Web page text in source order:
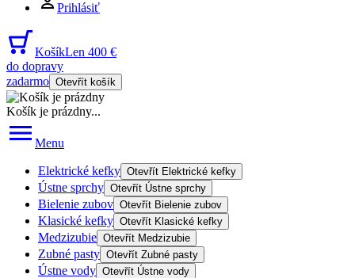
Prihlásiť
KošíkLen 400 €
do dopravy
zadarmo Otevřít košík
Košík je prázdny...
Menu
Elektrické kefky Otevřít Elektrické kefky
Ústne sprchy Otevřít Ústne sprchy
Bielenie zubov Otevřít Bielenie zubov
Klasické kefky Otevřít Klasické kefky
Medzizubie Otevřít Medzizubie
Zubné pasty Otevřít Zubné pasty
Ústne vody Otevřít Ústne vody